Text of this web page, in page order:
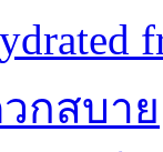
กสบาย